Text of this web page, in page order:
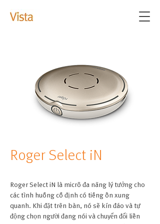
Roger Select iN
Roger Select iN là micrô đa năng lý tưởng cho
các tình huống cố định có tiếng ồn xung
quanh. Khi đặt trên bàn, nó sẽ kín đáo và tự
động chọn người đang nói và chuyển đổi liền